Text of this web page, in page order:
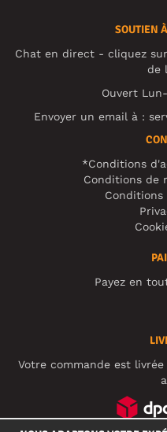
SOUTIEN
Chat en direct - cliquez
de
Ouvert
Envoyer un email à :
*Conditions
Conditions de
Payez en
Votre commande est